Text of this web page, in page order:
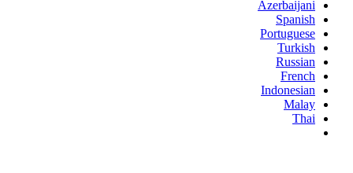
Azerbaijani
Spanish
Portuguese
Turkish
Russian
French
Indonesian
Malay
Thai